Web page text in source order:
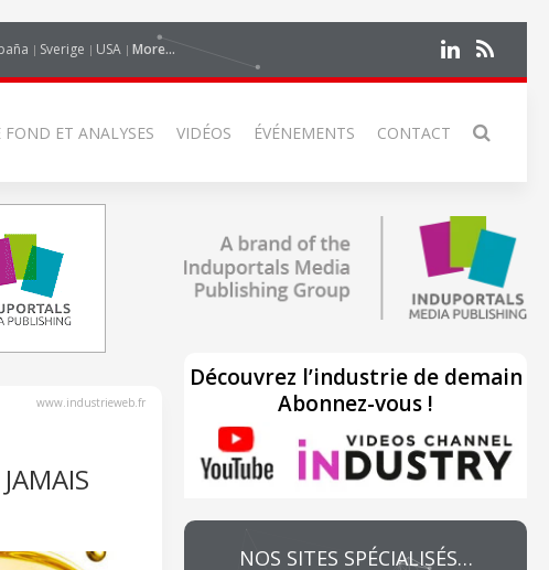
Sverige USA More...
FOND ET ANALYSES VIDÉOS ÉVÉNEMENTS CONTACT
www.industrieweb.fr
Découvrez l’industrie de demain
Abonnez-vous !
NOS SITES SPÉCIALISÉS…